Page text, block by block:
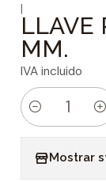
|
LLAVE
MM.
IVA incluido
C
Mostrar